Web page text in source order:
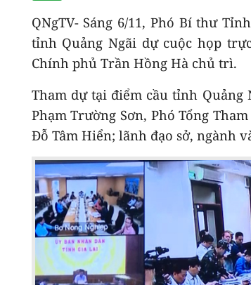
QNgTV- Sáng 6/11, Phó Bí thư
tỉnh Quảng Ngãi dự cuộc họp
Chính phủ Trần Hồng Hà chủ trì.
Tham dự tại điểm cầu tỉnh Quảng
Phạm Trường Sơn, Phó Tổng
Đỗ Tâm Hiển; lãnh đạo sở, ngành